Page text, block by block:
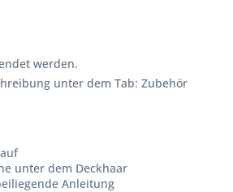
werden.
unter dem Tab: Zubehör
unter dem Deckhaar
Anleitung